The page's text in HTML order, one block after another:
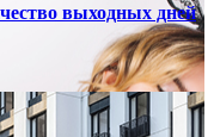
выходных дней